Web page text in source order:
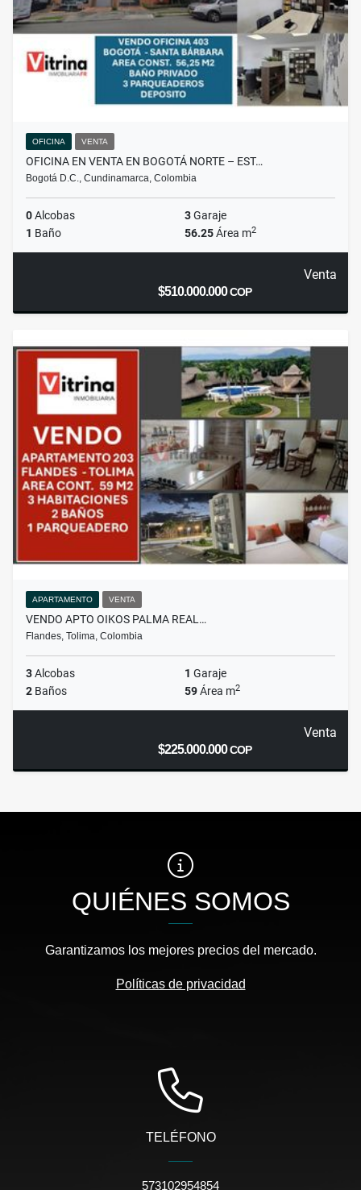
OFICINA VENTA
OFICINA EN VENTA EN BOGOTÁ NORTE – EST…
Bogotá D.C., Cundinamarca, Colombia
0Alcobas 3Garaje
1 Baño 56.25Área m2
Venta
$510.000.000COP
APARTAMENTO VENTA
VENDO APTO OIKOS PALMA REAL…
Flandes, Tolima, Colombia
3Alcobas 1 Garaje
2 Baños 59Área m2
Venta
$225.000.000COP
QUIÉNES SOMOS
Garantizamos los mejores precios del mercado.
Políticas de privacidad
TELÉFONO
573102954854